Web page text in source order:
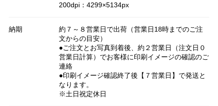
200dpi：4299×5134px
納期
約７～８営業日で出荷（営業日18時までのご注
文からの目安）
●ご注文とお写真到着後、約２営業日（注文日０
営業日計算）でお客様に印刷イメージの確認のご
連絡
●印刷イメージ確認終了後【７営業日】で発送と
なります。
※土日祝定休日